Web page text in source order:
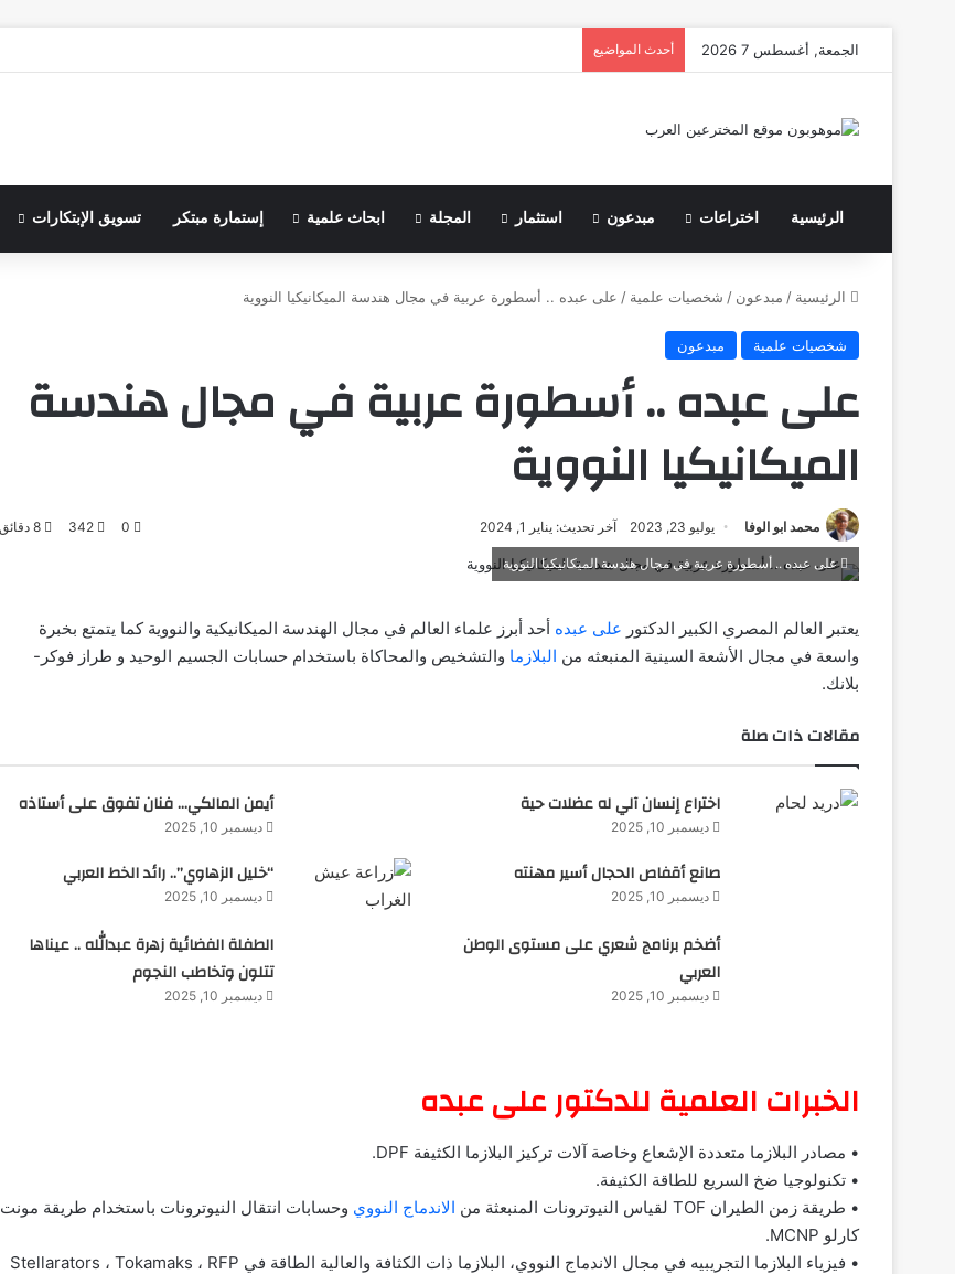
الجمعة, أغسطس 7 2026 أحدث المواضيع
الرئيسية اختراعات مبدعون استثمار المجلة ابحاث علمية إستمارة مبتكر تسويق الإبتكارات
الرئيسية / مبدعون / شخصيات علمية / على عبده .. أسطورة عربية في مجال هندسة الميكانيكيا النووية
شخصيات علمية مبدعون
على عبده .. أسطورة عربية في مجال هندسة
الميكانيكيا النووية
محمد ابو الوفا يوليو 23, 2023 آخر تحديث: يناير 1, 2024 0
342
على عبده .. أسطورة عربية في مجال هندسة الميكانيكيا النووية
يعتبر العالم المصري الكبير الدكتور على عبده أحد أبرز علماء العالم في مجال الهندسة الميكانيكية والنووية كما يتمتع بخبرة
واسعة في مجال الأشعة السينية المنبعثه من البلازما والتشخيص والمحاكاة باستخدام حسابات الجسيم الوحيد و طراز فوكر-
بلانك.
مقالات ذات صلة
اختراع إنسان آلي له عضلات حية
ديسمبر 10, 2025
أيمن المالكي… فنان تفوق على أستاذه
ديسمبر 10, 2025
صانع أقفاص الحجال أسير مهنته
ديسمبر 10, 2025
“خليل الزهاوي”.. رائد الخط العربي
ديسمبر 10, 2025
أضخم برنامج شعري على مستوى الوطن
العربي
ديسمبر 10, 2025
الطفلة الفضائية زهرة عبدالله .. عيناها
تتلون وتخاطب النجوم
ديسمبر 10, 2025
الخبرات العلمية للدكتور على عبده
• مصادر البلازما متعددة الإشعاع وخاصة آلات تركيز البلازما الكثيفة DPF.
• تكنولوجيا ضخ السريع للطاقة الكثيفة.
• طريقة زمن الطيران TOF لقياس النيوترونات المنبعثة من
الاندماج النووي وحسابات انتقال النيوترونات باستخدام طريقة مونت
كارلو MCNP.
• فيزياء البلازما التجريبيه في مجال الاندماج النووي، البلازما ذات الكثافة والعالية الطاقة في Stellarators ، Tokamaks ، RFP